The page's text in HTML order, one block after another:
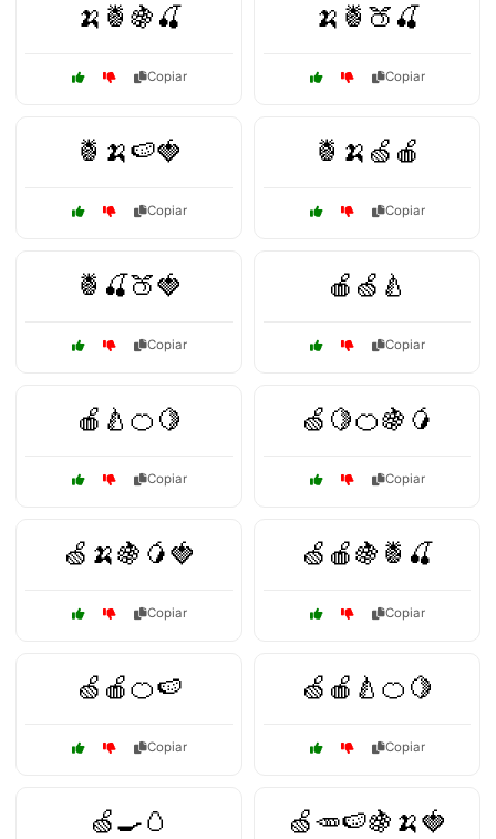
🍌🍍🍇🍒
Copiar
🍌🍍🍑🍒
Copiar
🍍🍌🍉🍓
Copiar
🍍🍌🍏🍎
Copiar
🍍🍒🍑🍓
Copiar
🍎🍏🍐
Copiar
🍎🍐🍊🍋
Copiar
🍏🍋🍊🍇🥭
Copiar
🍏🍌🍇🥭🍓
Copiar
🍏🍎🍇🍍🍒
Copiar
🍏🍎🍊🍉
Copiar
🍏🍎🍐🍊🍋
Copiar
🍏🍳🥚 🍏🥕🍉🍇🍌🍓